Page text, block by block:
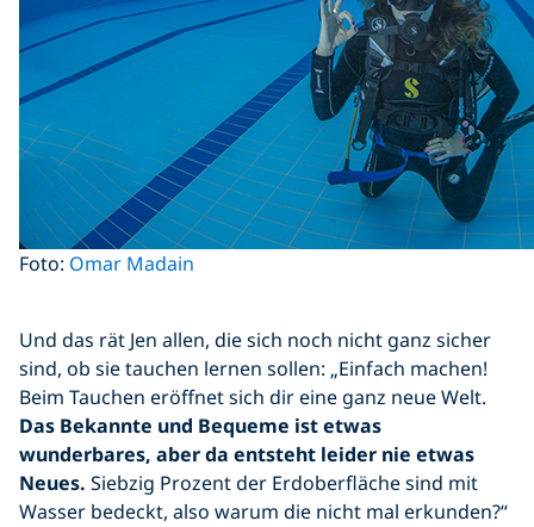
Foto: Omar Madain
Und das rät Jen allen, die sich noch nicht ganz sicher
sind, ob sie tauchen lernen sollen: „Einfach machen!
Beim Tauchen eröffnet sich dir eine ganz neue Welt.
Das Bekannte und Bequeme ist etwas
wunderbares, aber da entsteht leider nie etwas
Neues. Siebzig Prozent der Erdoberfläche sind mit
Wasser bedeckt, also warum die nicht mal erkunden?“